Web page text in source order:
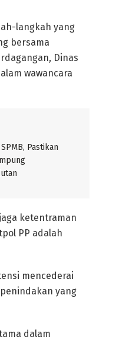
langkah yang
bersama
Dinas
wawancara
Pastikan
ketentraman
PP adalah
mencederai
yang
dalam